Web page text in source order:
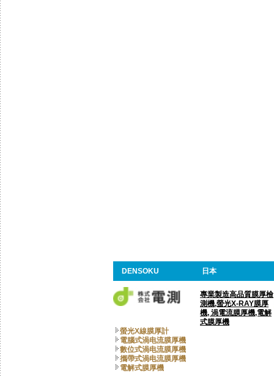
DENSOKU 日本
專業製造高品質膜厚檢
測機,螢光X-RAY膜厚
機, 渦電流膜厚機,電解
式膜厚機
螢光X線膜厚計
電腦式渦电流膜厚機
數位式渦电流膜厚機
攜帶式渦电流膜厚機
電解式膜厚機